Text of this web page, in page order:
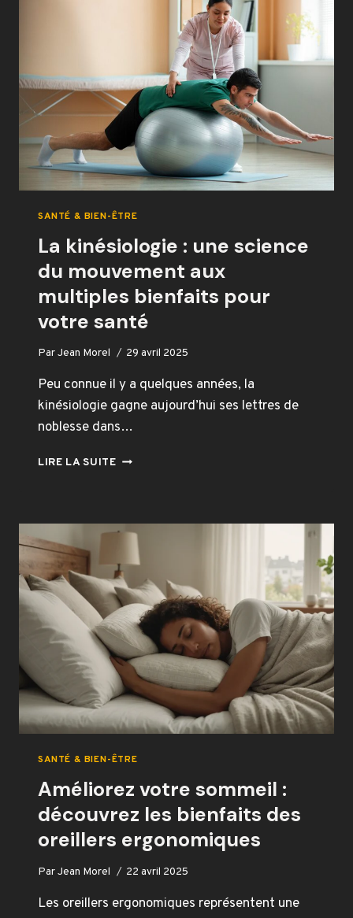
SANTÉ & BIEN-ÊTRE
La kinésiologie : une science
du mouvement aux
multiples bienfaits pour
votre santé
ParJean Morel 29 avril 2025
Peu connue il y a quelques années, la
kinésiologie gagne aujourd’hui ses lettres de
noblesse dans…
LIRE LA SUITELA
DU
MOUVEMENT
AUX
MULTIPLES
BIENFAITS
POUR
VOTRE
SANTÉ
SANTÉ & BIEN-ÊTRE
Améliorez votre sommeil :
découvrez les bienfaits des
oreillers ergonomiques
ParJean Morel 22 avril 2025
Les oreillers ergonomiques représentent une